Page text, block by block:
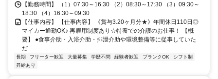
【勤務時間】 （1）07:30～16:30 （2）08:30～17:30 （3）09:30～
18:30 （4）16:30～09:30
【仕事内容】 【仕事内容】 《賞与3.20ヶ月分★》年間休日110日◎
マイカー通勤OK♪ 再雇用制度あり☆特養での介護のお仕事！ 【概
要】 ●食事介助・入浴介助・排泄介助や環境整備等に従事していた
だ...
長期 フリーター歓迎 大量募集 学歴不問 経験者歓迎 ブランクOK
シフト制
昇給あり